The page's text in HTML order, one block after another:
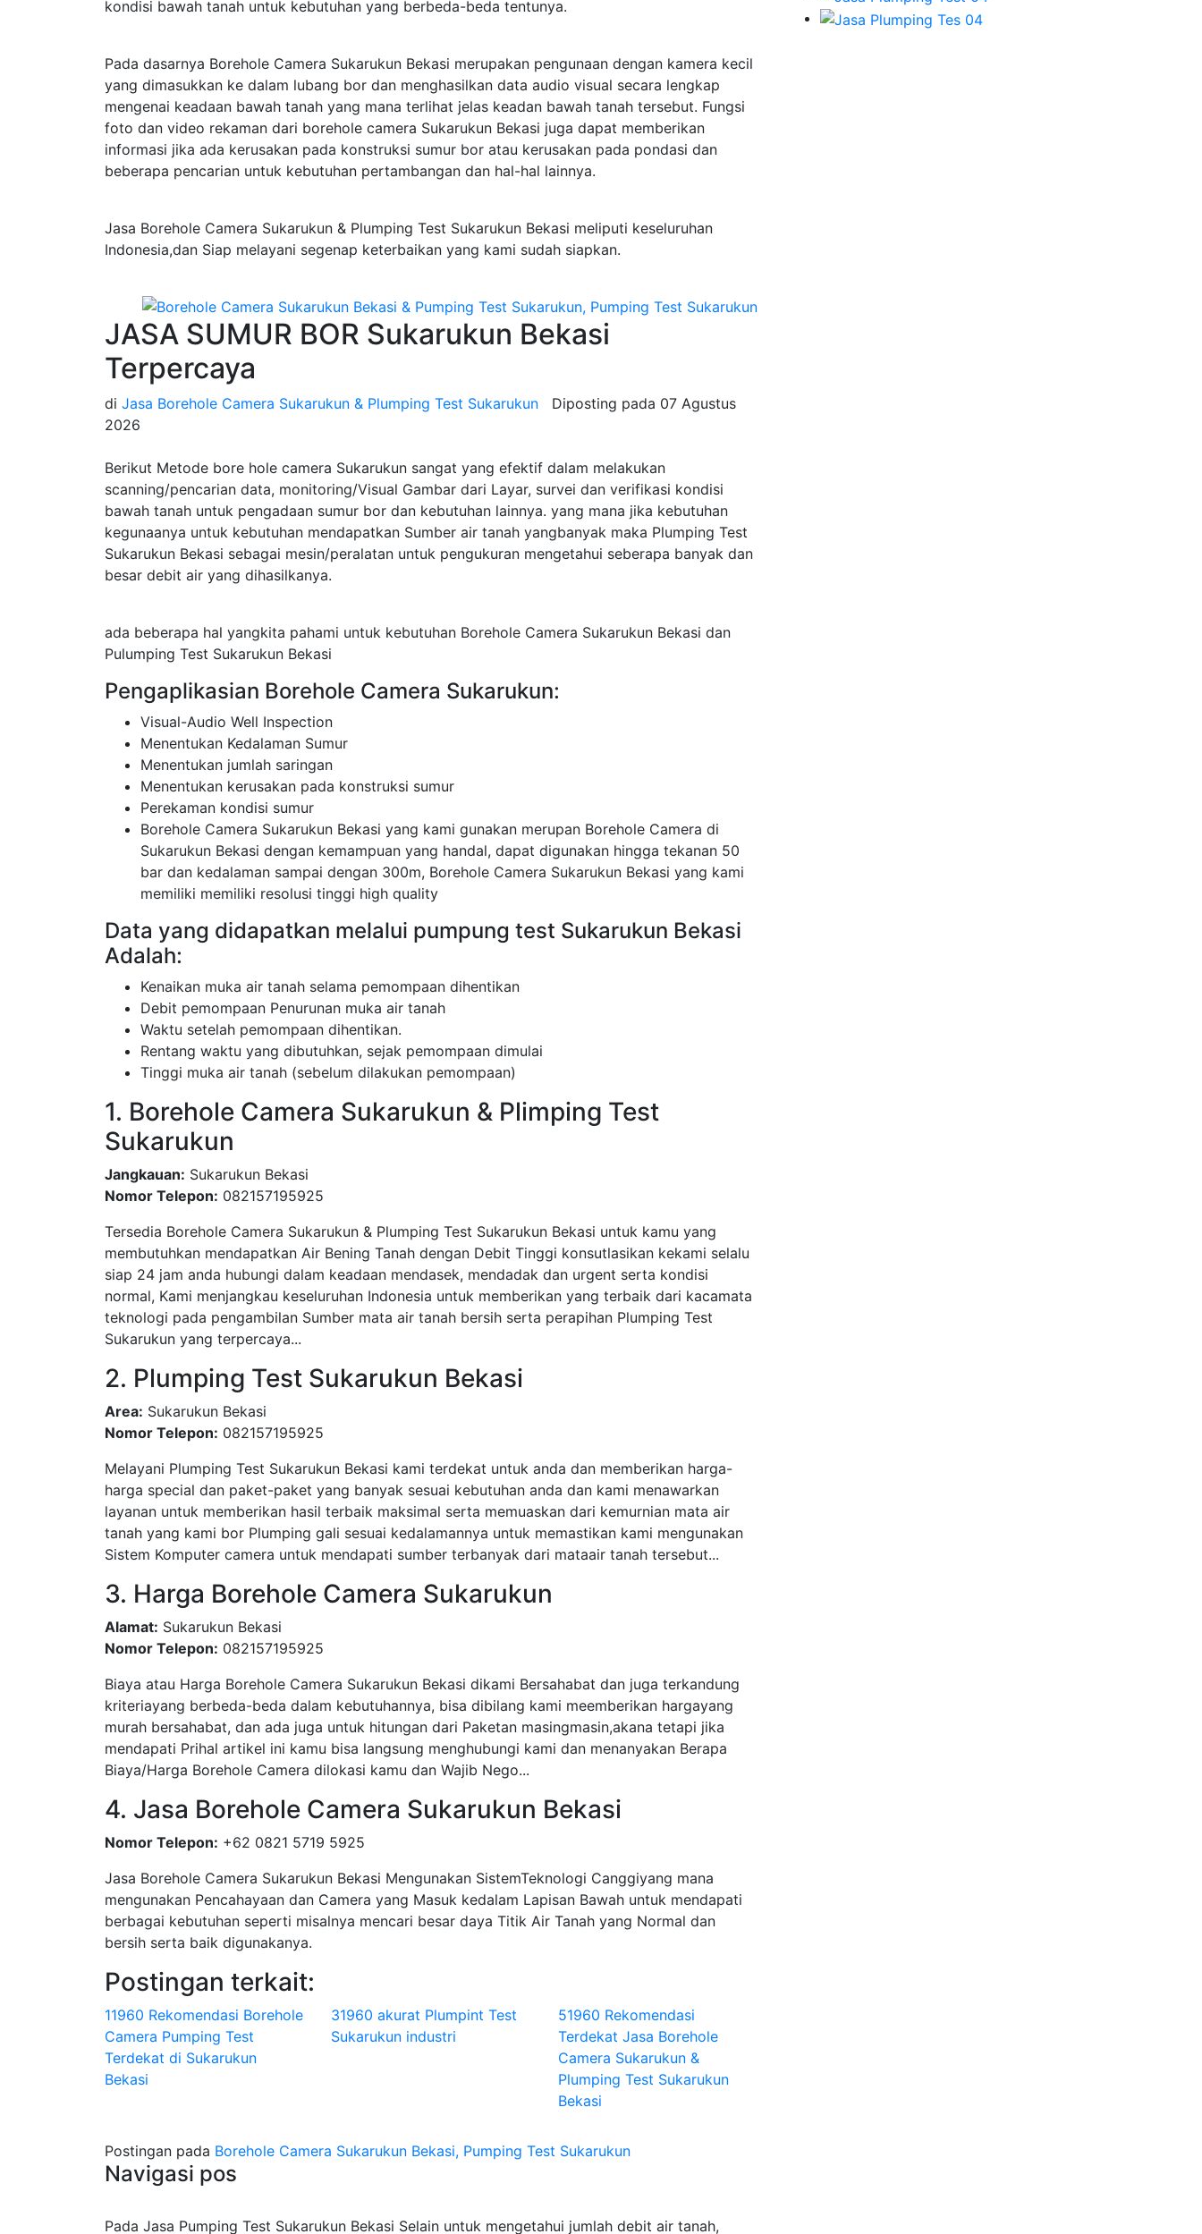
kondisi bawah tanah untuk kebutuhan yang berbeda-beda tentunya.
Pada dasarnya Borehole Camera Sukarukun Bekasi merupakan pengunaan dengan kamera kecil
yang dimasukkan ke dalam lubang bor dan menghasilkan data audio visual secara lengkap
mengenai keadaan bawah tanah yang mana terlihat jelas keadan bawah tanah tersebut. Fungsi
foto dan video rekaman dari borehole camera Sukarukun Bekasi juga dapat memberikan
informasi jika ada kerusakan pada konstruksi sumur bor atau kerusakan pada pondasi dan
beberapa pencarian untuk kebutuhan pertambangan dan hal-hal lainnya.
Jasa Borehole Camera Sukarukun & Plumping Test Sukarukun Bekasi meliputi keseluruhan
Indonesia,dan Siap melayani segenap keterbaikan yang kami sudah siapkan.
JASA SUMUR BOR Sukarukun Bekasi
Terpercaya
di Jasa Borehole Camera Sukarukun & Plumping Test Sukarukun Diposting pada 07 Agustus
2026
Berikut Metode bore hole camera Sukarukun sangat yang efektif dalam melakukan
scanning/pencarian data, monitoring/Visual Gambar dari Layar, survei dan verifikasi kondisi
bawah tanah untuk pengadaan sumur bor dan kebutuhan lainnya. yang mana jika kebutuhan
kegunaanya untuk kebutuhan mendapatkan Sumber air tanah yangbanyak maka Plumping Test
Sukarukun Bekasi sebagai mesin/peralatan untuk pengukuran mengetahui seberapa banyak dan
besar debit air yang dihasilkanya.
ada beberapa hal yangkita pahami untuk kebutuhan Borehole Camera Sukarukun Bekasi dan
Pulumping Test Sukarukun Bekasi
Pengaplikasian Borehole Camera Sukarukun:
Visual-Audio Well Inspection
Menentukan Kedalaman Sumur
Menentukan jumlah saringan
Menentukan kerusakan pada konstruksi sumur
Perekaman kondisi sumur
Borehole Camera Sukarukun Bekasi yang kami gunakan merupan Borehole Camera di
Sukarukun Bekasi dengan kemampuan yang handal, dapat digunakan hingga tekanan 50
bar dan kedalaman sampai dengan 300m, Borehole Camera Sukarukun Bekasi yang kami
memiliki memiliki resolusi tinggi high quality
Data yang didapatkan melalui pumpung test Sukarukun Bekasi
Adalah:
Kenaikan muka air tanah selama pemompaan dihentikan
Debit pemompaan Penurunan muka air tanah
Waktu setelah pemompaan dihentikan.
Rentang waktu yang dibutuhkan, sejak pemompaan dimulai
Tinggi muka air tanah (sebelum dilakukan pemompaan)
1. Borehole Camera Sukarukun & Plimping Test
Sukarukun
Jangkauan: Sukarukun Bekasi
Nomor Telepon: 082157195925
Tersedia Borehole Camera Sukarukun & Plumping Test Sukarukun Bekasi untuk kamu yang
membutuhkan mendapatkan Air Bening Tanah dengan Debit Tinggi konsutlasikan kekami selalu
siap 24 jam anda hubungi dalam keadaan mendasek, mendadak dan urgent serta kondisi
normal, Kami menjangkau keseluruhan Indonesia untuk memberikan yang terbaik dari kacamata
teknologi pada pengambilan Sumber mata air tanah bersih serta perapihan Plumping Test
Sukarukun yang terpercaya...
2. Plumping Test Sukarukun Bekasi
Area: Sukarukun Bekasi
Nomor Telepon: 082157195925
Melayani Plumping Test Sukarukun Bekasi kami terdekat untuk anda dan memberikan harga-
harga special dan paket-paket yang banyak sesuai kebutuhan anda dan kami menawarkan
layanan untuk memberikan hasil terbaik maksimal serta memuaskan dari kemurnian mata air
tanah yang kami bor Plumping gali sesuai kedalamannya untuk memastikan kami mengunakan
Sistem Komputer camera untuk mendapati sumber terbanyak dari mataair tanah tersebut...
3. Harga Borehole Camera Sukarukun
Alamat: Sukarukun Bekasi
Nomor Telepon: 082157195925
Biaya atau Harga Borehole Camera Sukarukun Bekasi dikami Bersahabat dan juga terkandung
kriteriayang berbeda-beda dalam kebutuhannya, bisa dibilang kami meemberikan hargayang
murah bersahabat, dan ada juga untuk hitungan dari Paketan masingmasin,akana tetapi jika
mendapati Prihal artikel ini kamu bisa langsung menghubungi kami dan menanyakan Berapa
Biaya/Harga Borehole Camera dilokasi kamu dan Wajib Nego...
4. Jasa Borehole Camera Sukarukun Bekasi
Nomor Telepon: +62 0821 5719 5925
Jasa Borehole Camera Sukarukun Bekasi Mengunakan SistemTeknologi Canggiyang mana
mengunakan Pencahayaan dan Camera yang Masuk kedalam Lapisan Bawah untuk mendapati
berbagai kebutuhan seperti misalnya mencari besar daya Titik Air Tanah yang Normal dan
bersih serta baik digunakanya.
Postingan terkait:
11960 Rekomendasi Borehole
Camera Pumping Test
Terdekat di Sukarukun
Bekasi
31960 akurat Plumpint Test
Sukarukun industri
51960 Rekomendasi
Terdekat Jasa Borehole
Camera Sukarukun &
Plumping Test Sukarukun
Bekasi
Postingan pada Borehole Camera Sukarukun Bekasi, Pumping Test Sukarukun
Navigasi pos
Pada Jasa Pumping Test Sukarukun Bekasi Selain untuk mengetahui jumlah debit air tanah,